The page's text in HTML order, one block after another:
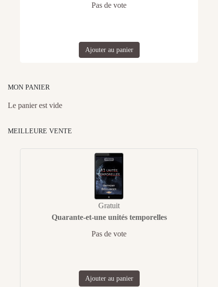
Pas de vote
Ajouter au panier
MON PANIER
Le panier est vide
MEILLEURE VENTE
Gratuit
Quarante-et-une unités temporelles
Pas de vote
Ajouter au panier